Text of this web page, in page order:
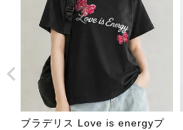
ブラデリス Love is energyプ